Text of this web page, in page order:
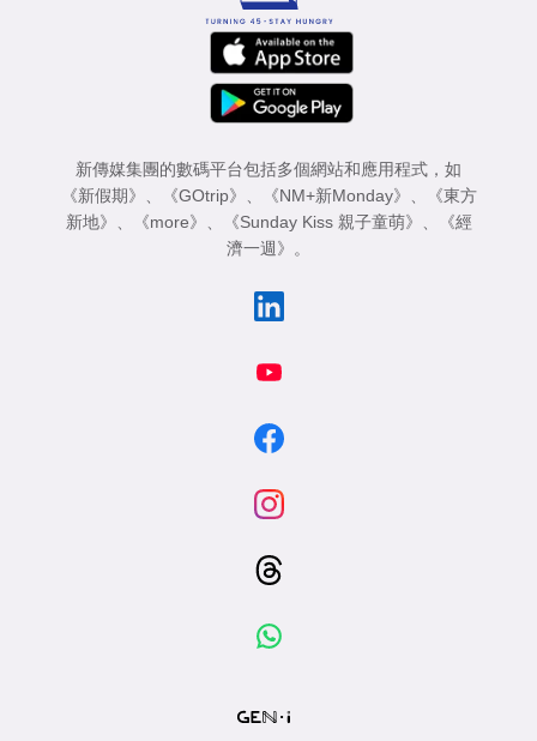
新傳媒集團的數碼平台包括多個網站和應用程式，如
《新假期》
《GOtrip》 《NM+新Monday》
《東方
新地》
《more》 《Sunday Kiss 親子童萌》
《經
濟一週》
。